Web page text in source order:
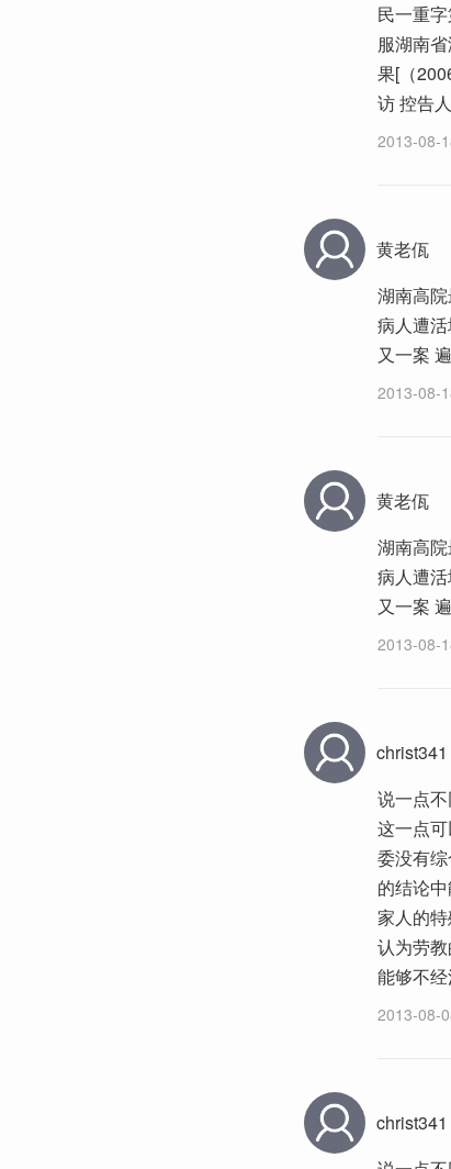
民一重
服湖南
果[（
访 控告
2013-08-
黄老佤
湖南高
病人遭
又一案
2013-08-
黄老佤
湖南高
病人遭
又一案
2013-08-
christ341
说一点
这一点
委没有
的结论
家人的
认为劳
能够不
2013-08-
christ341